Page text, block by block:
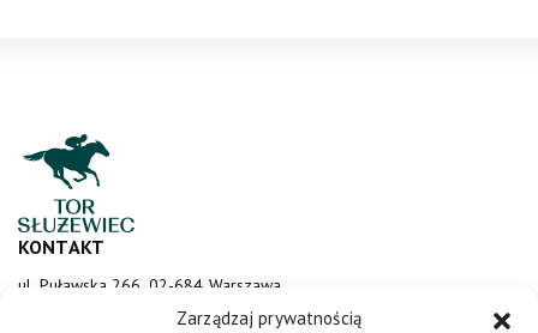
Zarządzaj prywatnością
KONTAKT
ul. Puławska 266, 02-684 Warszawa
sluzewiec@totalizator.pl